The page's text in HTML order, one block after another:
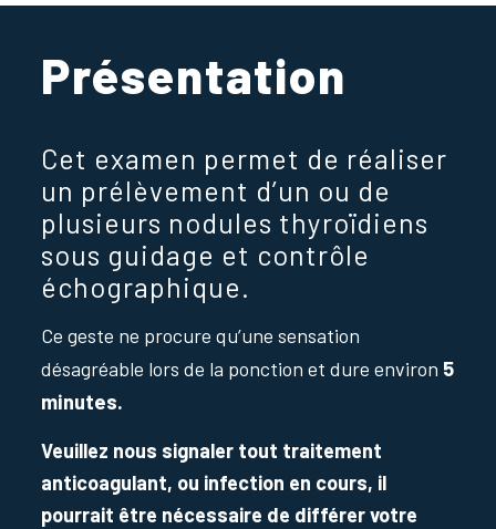
Présentation
Cet examen permet de réaliser
un prélèvement d’un ou de
plusieurs nodules thyroïdiens
sous guidage et contrôle
échographique.
Ce geste ne procure qu’une sensation
désagréable lors de la ponction et dure environ 5
minutes.
Veuillez nous signaler tout traitement
anticoagulant, ou infection en cours, il
pourrait être nécessaire de différer votre